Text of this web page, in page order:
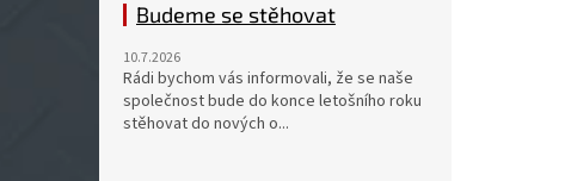
Budeme se stěhovat
10.7.2026
Rádi bychom vás informovali, že se naše
společnost bude do konce letošního roku
stěhovat do nových o...